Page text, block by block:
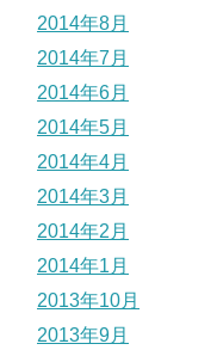
2014年8月
2014年7月
2014年6月
2014年5月
2014年4月
2014年3月
2014年2月
2014年1月
2013年10月
2013年9月